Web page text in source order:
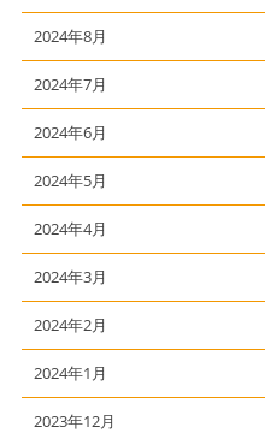
2024年8月
2024年7月
2024年6月
2024年5月
2024年4月
2024年3月
2024年2月
2024年1月
2023年12月